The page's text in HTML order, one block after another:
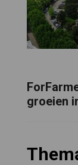
groeien